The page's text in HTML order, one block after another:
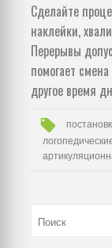
Сделайте
наклейки,
Перерывы
помогает
другое время